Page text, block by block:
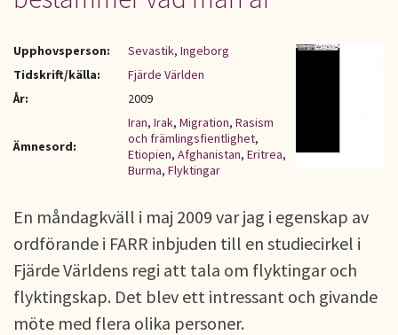
Upphovsperson:
Sevastik, Ingeborg
Tidskrift/källa:
Fjärde Världen
År:
2009
Ämnesord:
Iran, Irak, Migration, Rasism
och främlingsfientlighet,
Etiopien, Afghanistan, Eritrea,
Burma, Flyktingar
En måndagkväll i maj 2009 var jag i egenskap av
ordförande i FARR inbjuden till en studiecirkel i
Fjärde Världens regi att tala om flyktingar och
flyktingskap. Det blev ett intressant och givande
möte med flera olika personer.